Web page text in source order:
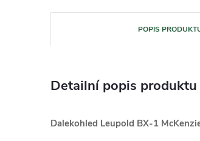
POPIS
Detailní popis produktu
Dalekohled Leupold BX-1